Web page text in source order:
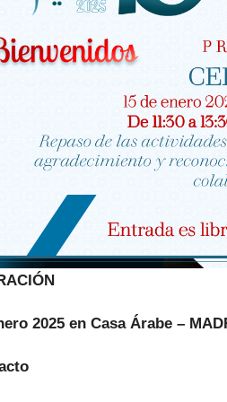
2025 en Casa Árabe –